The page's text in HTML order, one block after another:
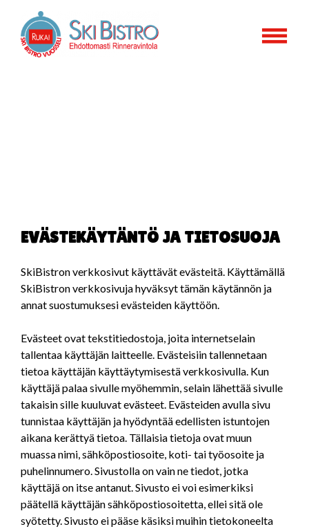
to
content
EVÄSTEKÄYTÄNTÖ JA TIETOSUOJA
SkiBistron verkkosivut käyttävät evästeitä. Käyttämällä
SkiBistron verkkosivuja hyväksyt tämän käytännön ja
annat suostumuksesi evästeiden käyttöön.
Evästeet ovat tekstitiedostoja, joita internetselain
tallentaa käyttäjän laitteelle. Evästeisiin tallennetaan
tietoa käyttäjän käyttäytymisestä verkkosivulla. Kun
käyttäjä palaa sivulle myöhemmin, selain lähettää sivulle
takaisin sille kuuluvat evästeet. Evästeiden avulla sivu
tunnistaa käyttäjän ja hyödyntää edellisten istuntojen
aikana kerättyä tietoa. Tällaisia tietoja ovat muun
muassa nimi, sähköpostiosoite, koti- tai työosoite ja
puhelinnumero. Sivustolla on vain ne tiedot, jotka
käyttäjä on itse antanut. Sivusto ei voi esimerkiksi
päätellä käyttäjän sähköpostiosoitetta, ellei sitä ole
syötetty. Sivusto ei pääse käsiksi muihin tietokoneelta